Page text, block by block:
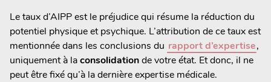
Le taux d’AIPP est le préjudice qui résume la réduction du
potentiel physique et psychique. L’attribution de ce taux est
mentionnée dans les conclusions du rapport d’expertise,
uniquement à laconsolidationde votre état. Et donc, il ne
peut être fixé qu’à la dernière expertise médicale.